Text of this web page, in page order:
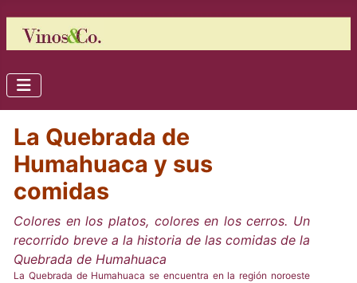
La Quebrada de
Humahuaca y sus
comidas
Colores en los platos, colores en los cerros. Un
recorrido breve a la historia de las comidas de la
Quebrada de Humahuaca
La Quebrada de Humahuaca se encuentra en la región noroeste